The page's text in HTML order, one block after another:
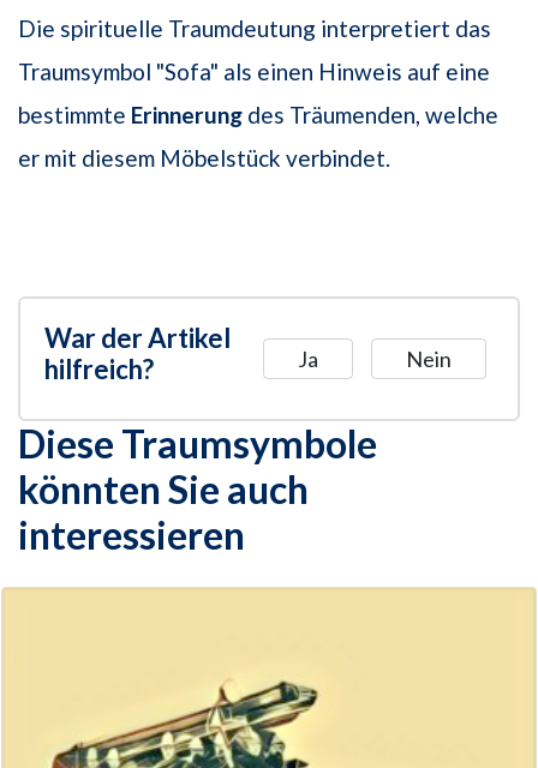
Die spirituelle Traumdeutung interpretiert das
Traumsymbol "Sofa" als einen Hinweis auf eine
bestimmte Erinnerung des Träumenden, welche
er mit diesem Möbelstück verbindet.
War der Artikel
hilfreich?
Ja Nein
Diese Traumsymbole
könnten Sie auch
interessieren